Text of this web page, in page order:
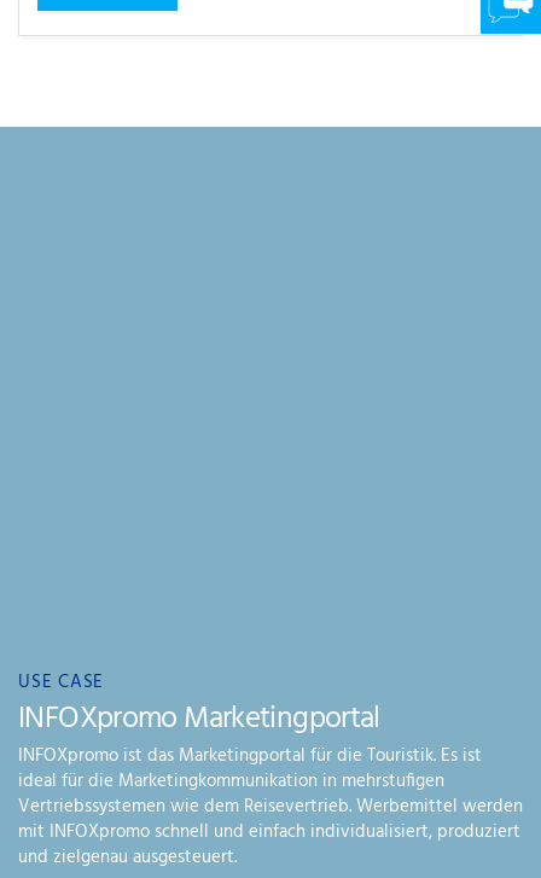
USE CASE
INFOXpromo Marketingportal
INFOXpromo ist das Marketingportal für die Touristik. Es ist
ideal für die Marketingkommunikation in mehrstufigen
Vertriebssystemen wie dem Reisevertrieb. Werbemittel werden
mit INFOXpromo schnell und einfach individualisiert, produziert
und zielgenau ausgesteuert.